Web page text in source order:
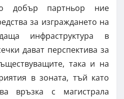
добър партньор ние
за изграждането на
инфраструктура в
дават перспектива за
така и на
в зоната, тъй като
връзка с магистрала